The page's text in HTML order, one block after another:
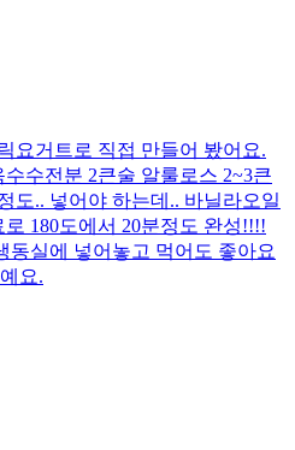
요거트로 직접 만들어 봤어요.
수전분 2큰술 알룰로스 2~3큰
도.. 넣어야 하는데.. 바닐라오일
180도에서 20분정도 완성!!!!
동실에 넣어놓고 먹어도 좋아요
요.